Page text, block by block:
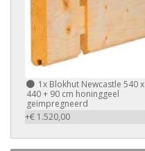
1x Blokhut Newcastle 540 x
440 + 90 cm honinggeel
geïmpregneerd
+€ 1.520,00